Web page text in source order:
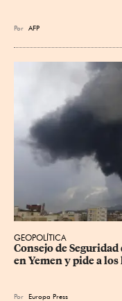
Por AFP
GEOPOLÍTICA
Consejo de
en Yemen y pide a
Por Europa Press